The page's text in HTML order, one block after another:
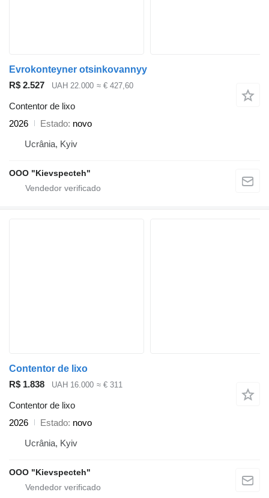
Evrokonteyner otsinkovannyy
R$ 2.527
UAH 22.000 ≈ € 427,60
Contentor de lixo
2026
Estado novo
Ucrânia, Kyiv
OOO "Kievspecteh"
Contentor de lixo
R$ 1.838
UAH 16.000 ≈ € 311
Contentor de lixo
2026
Estado novo
Ucrânia, Kyiv
OOO "Kievspecteh"